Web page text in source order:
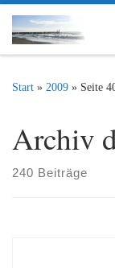
Zum Inhalt
Start » 2009 » Seite
Archiv
240 Beiträge